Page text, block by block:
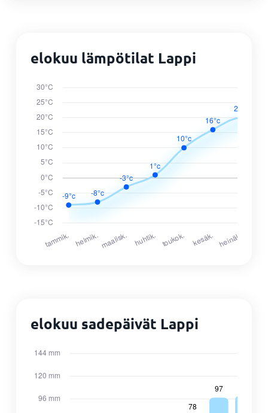
elokuu lämpötilat Lappi
elokuu sadepäivät Lappi